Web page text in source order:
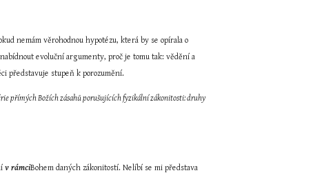
nemám věrohodnou hypotézu, která by se opírala o
evoluční argumenty, proč je tomu tak: vědění a
představuje stupeň k porozumění.
přímých Božích zásahů porušujících fyzikální zákonitosti: druhy
v rámciBohem daných zákonitostí. Nelíbí se mi představa